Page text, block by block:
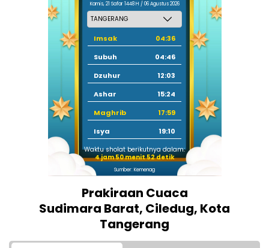
Kamis, 21 Safar 1448 H / 06 Agustus 2026
Imsak
04:36
Subuh
04:46
Dzuhur
12:03
Ashar
15:24
Maghrib
17:59
Isya
19:10
Waktu sholat berikutnya dalam:
4 jam 50 menit 51 detik
Sumber: Kemenag
Prakiraan Cuaca
Sudimara Barat, Ciledug, Kota
Tangerang